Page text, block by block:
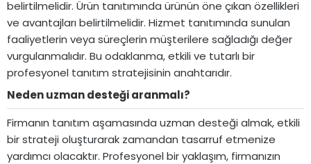
belirtilmelidir. Ürün tanıtımında ürünün öne çıkan özellikleri
ve avantajları belirtilmelidir. Hizmet tanıtımında sunulan
faaliyetlerin veya süreçlerin müşterilere sağladığı değer
vurgulanmalıdır. Bu odaklanma, etkili ve tutarlı bir
profesyonel tanıtım stratejisinin anahtarıdır.
Neden uzman desteği aranmalı?​
Firmanın tanıtım aşamasında uzman desteği almak, etkili
bir strateji oluşturarak zamandan tasarruf etmenize
yardımcı olacaktır. Profesyonel bir yaklaşım, firmanızın